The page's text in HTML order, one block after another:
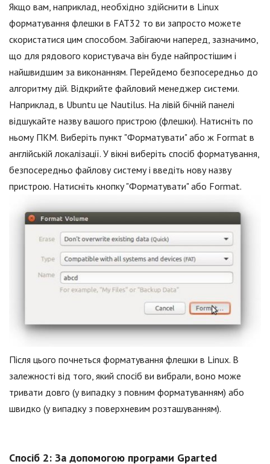
Якщо вам, наприклад, необхідно здійснити в Linux
форматування флешки в FAT32 то ви запросто можете
скористатися цим способом. Забігаючи наперед, зазначимо,
що для рядового користувача він буде найпростішим і
найшвидшим за виконанням. Перейдемо безпосередньо до
алгоритму дій. Відкрийте файловий менеджер системи.
Наприклад, в Ubuntu це Nautilus. На лівій бічній панелі
відшукайте назву вашого пристрою (флешки). Натисніть по
ньому ПКМ. Виберіть пункт "Форматувати" або ж Format в
англійській локалізації. У вікні виберіть спосіб форматування,
безпосередньо файлову систему і введіть нову назву
пристрою. Натисніть кнопку "Форматувати" або Format.
Після цього почнеться форматування флешки в Linux. В
залежності від того, який спосіб ви вибрали, воно може
тривати довго (у випадку з повним форматуванням) або
швидко (у випадку з поверхневим розташуванням).
Спосіб 2: За допомогою програми Gparted